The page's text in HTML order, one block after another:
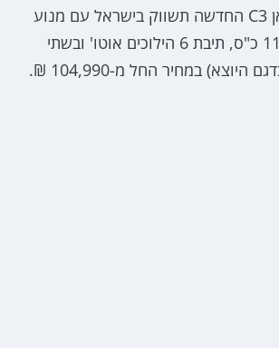
והבטיחות. סיטרואן C3 החדשה תשווק בישראל עם מנוע
1.2 ליטר טורבו 110 כ"ס, תיבת 6 הילוכים אוטו' ובשתי
היוצא) במחיר החל מ-104,990 ₪.